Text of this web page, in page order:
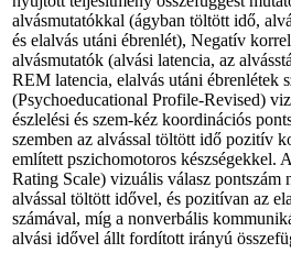
alvásmutatókkal (ágyban töltött idő,
és elalvás utáni ébrenlét), Negatív
alvásmutatók (alvási latencia, az
REM latencia, elalvás utáni ébrenlétek
(Psychoeducational Profile-Revised)
észlelési és szem-kéz koordinációs
szemben az alvással töltött idő pozitív
említett pszichomotoros
Rating Scale) vizuális válasz pontszám
alvással töltött idővel, és pozitívan az
számával, míg a nonverbális
alvási idővel állt fordított irányú